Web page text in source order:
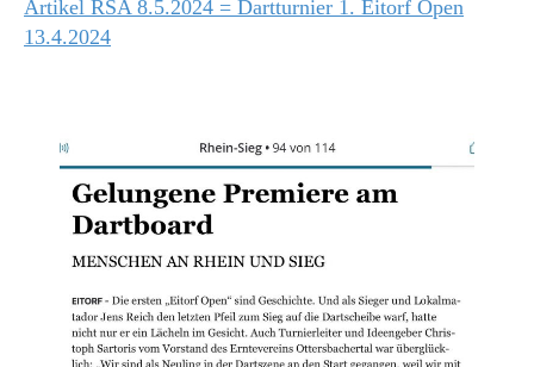
Artikel RSA 8.5.2024 = Dartturnier 1. Eitorf Open
13.4.2024